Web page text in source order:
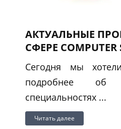
АКТУАЛЬНЫЕ
СФЕРЕ COMPUTER
Сегодня мы
подробнее об
специальностях ...
Читать далее